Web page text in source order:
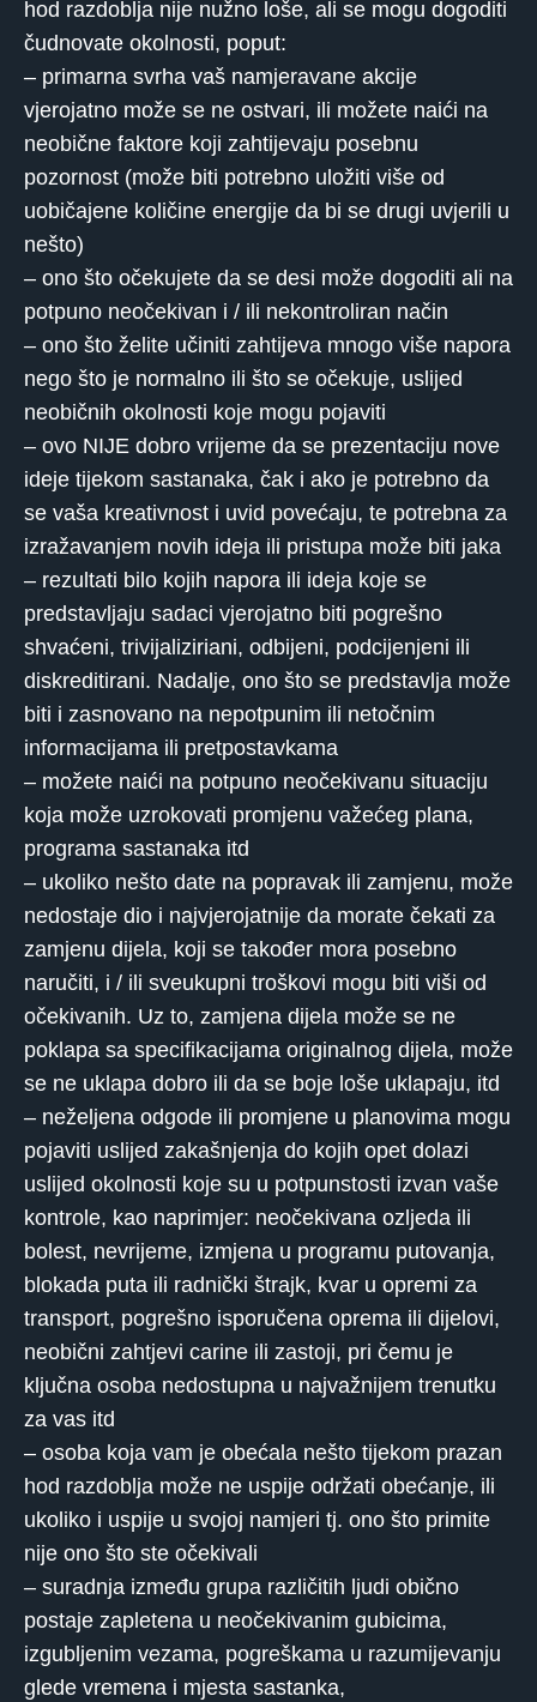
hod razdoblja nije nužno loše, ali se mogu dogoditi
čudnovate okolnosti, poput:
– primarna svrha vaš namjeravane akcije
vjerojatno može se ne ostvari, ili možete naići na
neobične faktore koji zahtijevaju posebnu
pozornost (može biti potrebno uložiti više od
uobičajene količine energije da bi se drugi uvjerili u
nešto)
– ono što očekujete da se desi može dogoditi ali na
potpuno neočekivan i / ili nekontroliran način
– ono što želite učiniti zahtijeva mnogo više napora
nego što je normalno ili što se očekuje, uslijed
neobičnih okolnosti koje mogu pojaviti
– ovo NIJE dobro vrijeme da se prezentaciju nove
ideje tijekom sastanaka, čak i ako je potrebno da
se vaša kreativnost i uvid povećaju, te potrebna za
izražavanjem novih ideja ili pristupa može biti jaka
– rezultati bilo kojih napora ili ideja koje se
predstavljaju sadaci vjerojatno biti pogrešno
shvaćeni, trivijaliziriani, odbijeni, podcijenjeni ili
diskreditirani. Nadalje, ono što se predstavlja može
biti i zasnovano na nepotpunim ili netočnim
informacijama ili pretpostavkama
– možete naići na potpuno neočekivanu situaciju
koja može uzrokovati promjenu važećeg plana,
programa sastanaka itd
– ukoliko nešto date na popravak ili zamjenu, može
nedostaje dio i najvjerojatnije da morate čekati za
zamjenu dijela, koji se također mora posebno
naručiti, i / ili sveukupni troškovi mogu biti viši od
očekivanih. Uz to, zamjena dijela može se ne
poklapa sa specifikacijama originalnog dijela, može
se ne uklapa dobro ili da se boje loše uklapaju, itd
– neželjena odgode ili promjene u planovima mogu
pojaviti uslijed zakašnjenja do kojih opet dolazi
uslijed okolnosti koje su u potpunstosti izvan vaše
kontrole, kao naprimjer: neočekivana ozljeda ili
bolest, nevrijeme, izmjena u programu putovanja,
blokada puta ili radnički štrajk, kvar u opremi za
transport, pogrešno isporučena oprema ili dijelovi,
neobični zahtjevi carine ili zastoji, pri čemu je
ključna osoba nedostupna u najvažnijem trenutku
za vas itd
– osoba koja vam je obećala nešto tijekom prazan
hod razdoblja može ne uspije održati obećanje, ili
ukoliko i uspije u svojoj namjeri tj. ono što primite
nije ono što ste očekivali
– suradnja između grupa različitih ljudi obično
postaje zapletena u neočekivanim gubicima,
izgubljenim vezama, pogreškama u razumijevanju
glede vremena i mjesta sastanka,